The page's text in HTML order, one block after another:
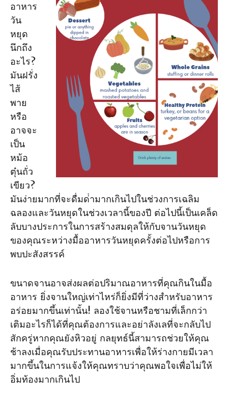
อาหาร
วัน
หยุด
นึกถึง
อะไร?
มันฝรั่ง
ไส้
พาย
หรือ
อาจจะ
เป็น
หม้อ
ตุ๋นถั่ว
เขียว?
มันง่ายมากที่จะดื่มด่ํามากเกินไปในช่วงการเฉลิม
ฉลองและวันหยุดในช่วงเวลานี้ของปี ต่อไปนี้เป็นเคล็ด
ลับบางประการในการสร้างสมดุลให้กับจานวันหยุด
ของคุณระหว่างมื้ออาหารวันหยุดครั้งต่อไปหรือการ
พบปะสังสรรค์
ขนาดจานอาจส่งผลต่อปริมาณอาหารที่คุณกินในมื้อ
อาหาร ยิ่งจานใหญ่เท่าไหร่ก็ยิ่งมีที่ว่างสําหรับอาหาร
อร่อยมากขึ้นเท่านั้น! ลองใช้จานหรือชามที่เล็กกว่า
เติมอะไรก็ได้ที่คุณต้องการและอย่าลังเลที่จะกลับไป
สักครู่หากคุณยังหิวอยู่ กลยุทธ์นี้สามารถช่วยให้คุณ
ช้าลงเมื่อคุณรับประทานอาหารเพื่อให้ร่างกายมีเวลา
มากขึ้นในการแจ้งให้คุณทราบว่าคุณพอใจเพื่อไม่ให้
อิ่มท้องมากเกินไป